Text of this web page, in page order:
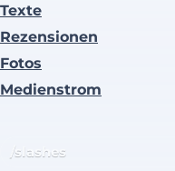
Texte
Rezensionen
Fotos
Medienstrom
/slashes